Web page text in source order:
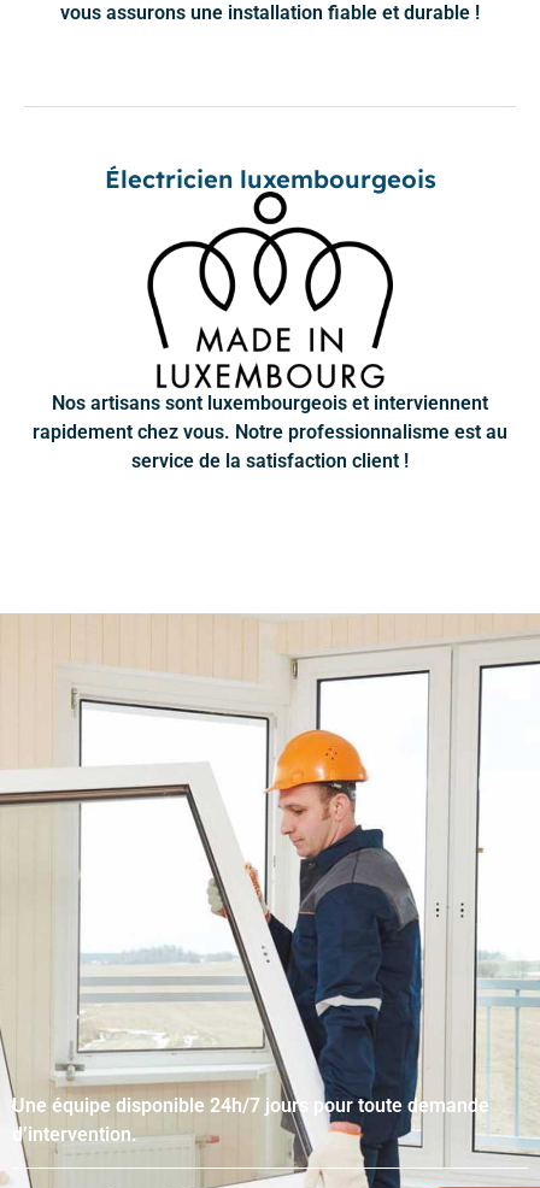
vous assurons une installation fiable et durable !
Électricien luxembourgeois
Nos artisans sont luxembourgeois et interviennent
rapidement chez vous. Notre professionnalisme est au
service de la satisfaction client !
Une équipe disponible 24h/7 jours pour toute demande
d’intervention.